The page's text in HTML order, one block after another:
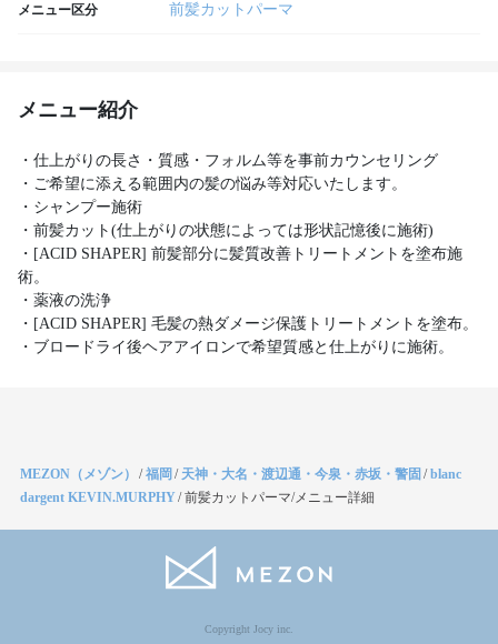
メニュー区分 前髪カットパーマ
メニュー紹介
・仕上がりの長さ・質感・フォルム等を事前カウンセリング
・ご希望に添える範囲内の髪の悩み等対応いたします。
・シャンプー施術
・前髪カット(仕上がりの状態によっては形状記憶後に施術)
・[ACID SHAPER] 前髪部分に髪質改善トリートメントを塗布施
術。
・薬液の洗浄
・[ACID SHAPER] 毛髪の熱ダメージ保護トリートメントを塗布。
・ブロードライ後ヘアアイロンで希望質感と仕上がりに施術。
MEZON（メゾン） /福岡 / 天神・大名・渡辺通・今泉・赤坂・警固 /blanc
dargent KEVIN.MURPHY/前髪カットパーマ/メニュー詳細
Copyright Jocy inc.